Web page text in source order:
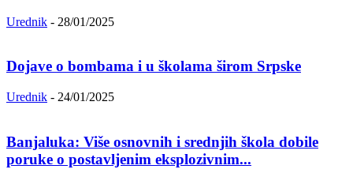
Urednik - 28/01/2025
Dojave o bombama i u školama širom Srpske
Urednik - 24/01/2025
Banjaluka: Više osnovnih i srednjih škola dobile
poruke o postavljenim eksplozivnim...